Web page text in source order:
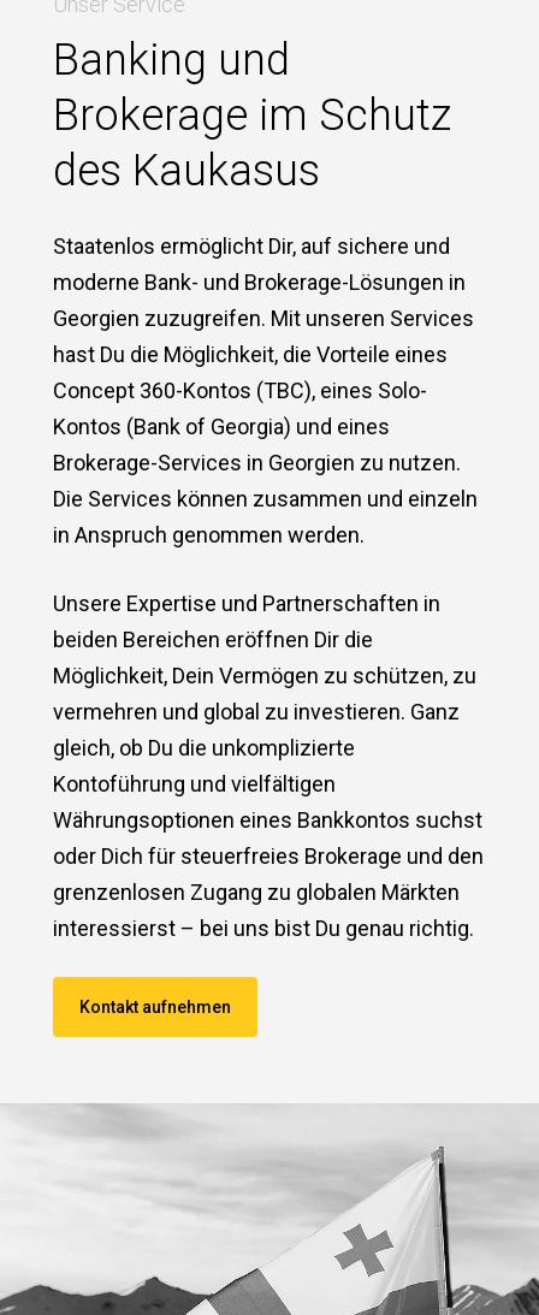
Banking und
Brokerage im Schutz
des Kaukasus
Staatenlos ermöglicht Dir, auf sichere und
moderne Bank- und Brokerage-Lösungen in
Georgien zuzugreifen. Mit unseren Services
hast Du die Möglichkeit, die Vorteile eines
Concept 360-Kontos (TBC), eines Solo-
Kontos (Bank of Georgia) und eines
Brokerage-Services in Georgien zu nutzen.
Die Services können zusammen und einzeln
in Anspruch genommen werden.
Unsere Expertise und Partnerschaften in
beiden Bereichen eröffnen Dir die
Möglichkeit, Dein Vermögen zu schützen, zu
vermehren und global zu investieren. Ganz
gleich, ob Du die unkomplizierte
Kontoführung und vielfältigen
Währungsoptionen eines Bankkontos suchst
oder Dich für steuerfreies Brokerage und den
grenzenlosen Zugang zu globalen Märkten
interessierst – bei uns bist Du genau richtig.
Kontakt aufnehmen